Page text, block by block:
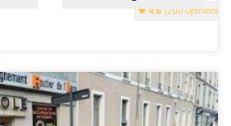
4.6 (200 Opinions)